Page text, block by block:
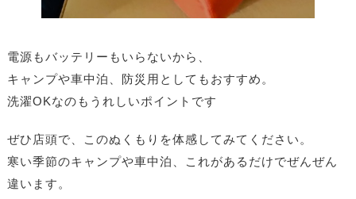
電源もバッテリーもいらないから、
キャンプや車中泊、防災用としてもおすすめ。
洗濯OKなのもうれしいポイントです
ぜひ店頭で、このぬくもりを体感してみてください。
寒い季節のキャンプや車中泊、これがあるだけでぜんぜん
違います。